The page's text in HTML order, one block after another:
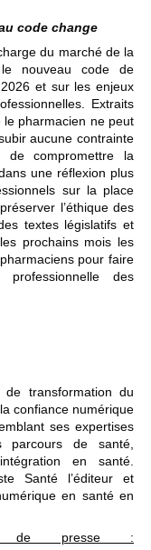
code change
du marché de la
nouveau code de
et sur les enjeux
Extraits
pharmacien ne peut
aucune contrainte
de compromettre la
une réflexion plus
sur la place
l’éthique des
textes législatifs et
prochains mois les
pour faire
professionnelle des
de transformation du
confiance numérique
ses expertises
parcours de santé,
en santé.
Santé l’éditeur et
en santé en
de presse :